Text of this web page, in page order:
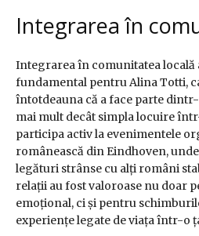
Integrarea în
Integrarea în comunitatea locală
fundamental pentru Alina Totti,
întotdeauna că a face parte
mai mult decât simpla locuire
participa activ la evenimentele
românească din Eindhoven,
legături strânse cu alți români
relații au fost valoroase nu doar
emoțional, ci și pentru
experiențe legate de viața într-o